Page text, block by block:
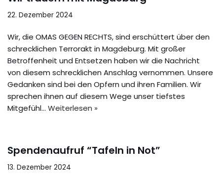
22. Dezember 2024
Wir, die OMAS GEGEN RECHTS, sind erschüttert über den
schrecklichen Terrorakt in Magdeburg. Mit großer
Betroffenheit und Entsetzen haben wir die Nachricht
von diesem schrecklichen Anschlag vernommen. Unsere
Gedanken sind bei den Opfern und ihren Familien. Wir
sprechen ihnen auf diesem Wege unser tiefstes
Mitgefühl… Weiterlesen »
Spendenaufruf “Tafeln in Not”
13. Dezember 2024